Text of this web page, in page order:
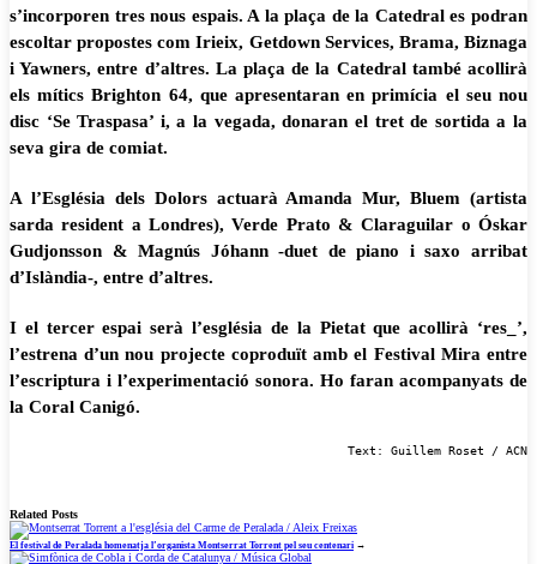
s’incorporen tres nous espais. A la plaça de la Catedral es podran
escoltar propostes com Irieix, Getdown Services, Brama, Biznaga
i Yawners, entre d’altres. La plaça de la Catedral també acollirà
els mítics Brighton 64, que apresentaran en primícia el seu nou
disc ‘Se Traspasa’ i, a la vegada, donaran el tret de sortida a la
seva gira de comiat.
A l’Església dels Dolors actuarà Amanda Mur, Bluem (artista
sarda resident a Londres), Verde Prato & Claraguilar o Óskar
Gudjonsson & Magnús Jóhann -duet de piano i saxo arribat
d’Islàndia-, entre d’altres.
I el tercer espai serà l’església de la Pietat que acollirà ‘res_’,
l’estrena d’un nou projecte coproduït amb el Festival Mira entre
l’escriptura i l’experimentació sonora. Ho faran acompanyats de
la Coral Canigó.
Text: Guillem Roset / ACN
Related Posts
El festival de Peralada homenatja l’organista Montserrat Torrent pel seu centenari →